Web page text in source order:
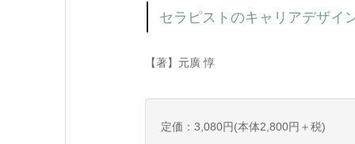
セラピストのキャリアデザイ
【著】元廣 惇
定価：3,080円(本体2,800円＋税)